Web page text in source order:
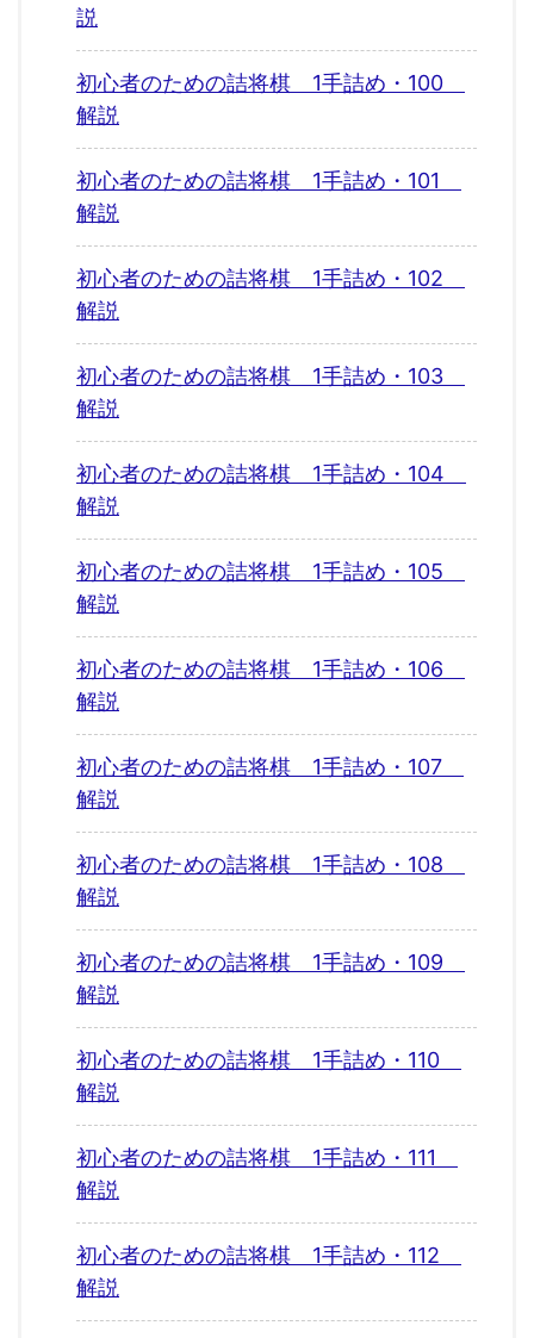
説
初心者のための詰将棋 1手詰め・100
解説
初心者のための詰将棋 1手詰め・101
解説
初心者のための詰将棋 1手詰め・102
解説
初心者のための詰将棋 1手詰め・103
解説
初心者のための詰将棋 1手詰め・104
解説
初心者のための詰将棋 1手詰め・105
解説
初心者のための詰将棋 1手詰め・106
解説
初心者のための詰将棋 1手詰め・107
解説
初心者のための詰将棋 1手詰め・108
解説
初心者のための詰将棋 1手詰め・109
解説
初心者のための詰将棋 1手詰め・110
解説
初心者のための詰将棋 1手詰め・111
解説
初心者のための詰将棋 1手詰め・112
解説